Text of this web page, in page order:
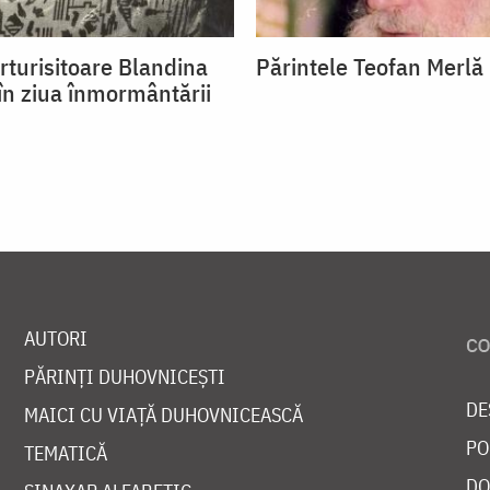
Blandina
ziua înmormântării
Părintele Teofan Merlă
AUTORI
PĂRINȚI DUHOVNICEȘTI
MAICI CU VIAȚĂ DUHOVNICEASCĂ
TEMATICĂ